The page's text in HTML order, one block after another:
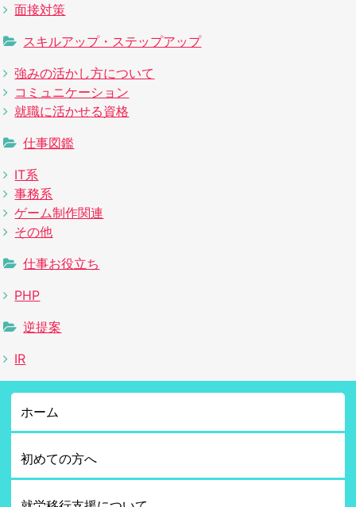
面接対策
スキルアップ・ステップアップ
強みの活かし方について
コミュニケーション
就職に活かせる資格
仕事図鑑
IT系
事務系
ゲーム制作関連
その他
仕事お役立ち
PHP
逆提案
IR
ホーム
初めての方へ